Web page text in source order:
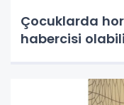
Çocuklarda
habercisi